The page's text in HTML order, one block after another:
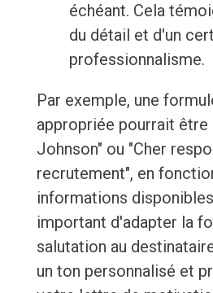
échéant. Cela
du détail et d'un
professionnalisme.
Par exemple, une
appropriée pourrait être
Johnson" ou "Cher
recrutement", en
informations
important d'adapter la
salutation au
un ton personnalisé et